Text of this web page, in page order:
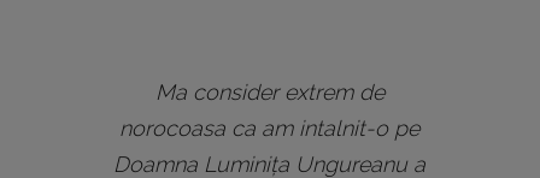
Ma consider extrem de
norocoasa ca am intalnit-o pe
Doamna Luminița Ungureanu a